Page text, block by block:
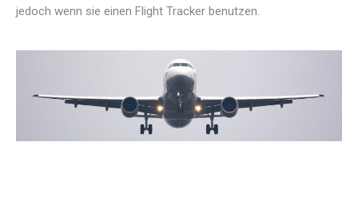
jedoch wenn sie einen Flight Tracker benutzen.